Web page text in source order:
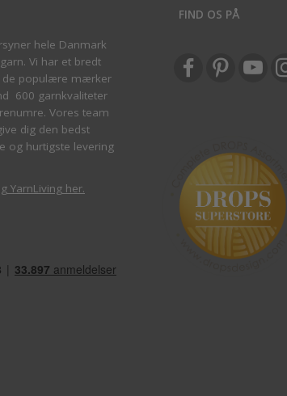
hele Danmark
Vi har et bredt
de populære mærker
600 garnkvaliteter
Vores team
dig den bedst
og hurtigste levering
YarnLiving her.
FIND OS PÅ